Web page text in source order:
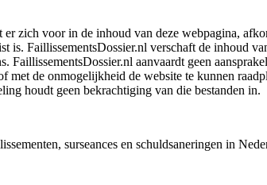
er zich voor in de inhoud van deze webpagina,
is. FaillissementsDossier.nl verschaft de inhoud
FaillissementsDossier.nl aanvaardt geen
met de onmogelijkheid de website te kunnen
houdt geen bekrachtiging van die bestanden in.
surseances en schuldsaneringen in